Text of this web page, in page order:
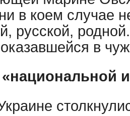
в коем случае
русской,
в